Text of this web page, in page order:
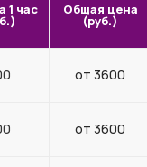
1 час Общая цена
(руб.)
от 3600
от 3600